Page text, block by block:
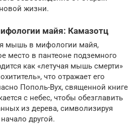
жизни.
майя: Камазотц
мышь в мифологии майя,
место в пантеоне подземного
как «летучая мышь смерти»
что отражает его
Пополь-Вух, священной книге
с небес, чтобы обезглавить
из дерева, символизируя
другой.